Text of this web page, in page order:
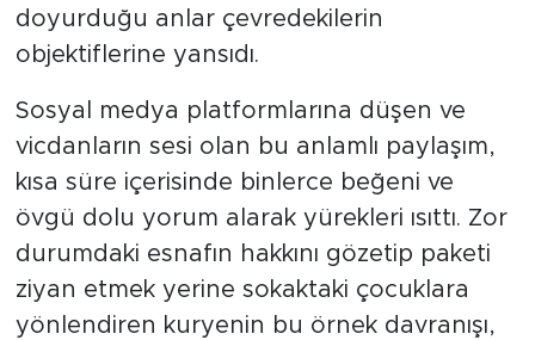
doyurduğu anlar çevredekilerin
objektiflerine yansıdı.
Sosyal medya platformlarına düşen ve
vicdanların sesi olan bu anlamlı paylaşım,
kısa süre içerisinde binlerce beğeni ve
övgü dolu yorum alarak yürekleri ısıttı. Zor
durumdaki esnafın hakkını gözetip paketi
ziyan etmek yerine sokaktaki çocuklara
yönlendiren kuryenin bu örnek davranışı,